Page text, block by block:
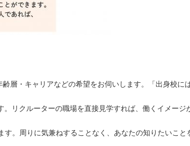
層・キャリアなどの希望をお伺いします。「出身校に
リクルーターの職場を直接見学すれば、働くイメージ
す。周りに気兼ねすることなく、あなたの知りたいこと